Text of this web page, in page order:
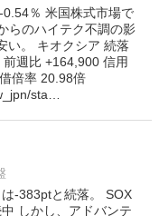
％ 米国株式市場で
らのハイテク不調の影
い。 キオクシア 続落
週比 +164,900 信用
倍率 20.98倍
sta…
-383ptと続落。 SOX
しかし、アドバンテ